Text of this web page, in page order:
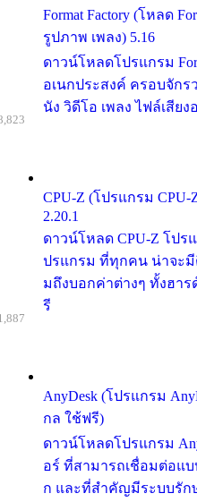
Format Factory (โหลด
รูปภาพ เพลง) 5.16
ดาวน์โหลดโปรแกรม
อเนกประสงค์ ครอบจัก
นัง วิดีโอ เพลง ไฟล์เสียง
CPU-Z (โปรแกรม
2.20.1
ดาวน์โหลด CPU-Z โปร
ปรแกรม ที่ทุกคน น่าจะมี
มถึงบอกค่าต่างๆ ทั้งฮาร
รี
AnyDesk (โปรแกรม
กล ใช้ฟรี)
ดาวน์โหลดโปรแกรม
อร์ ที่สามารถเชื่อมต่อแ
ก และที่สำคัญมีระบบรัก